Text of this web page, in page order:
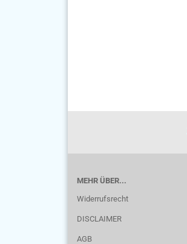
MEHR ÜBER...
Widerrufsrecht
DISCLAIMER
AGB